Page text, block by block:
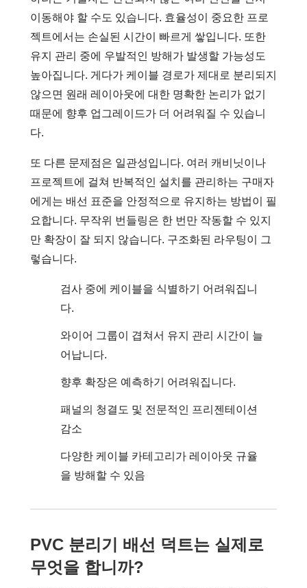
이동해야 할 수도 있습니다. 효율성이 중요한 프로
젝트에서는 손실된 시간이 빠르게 쌓입니다. 또한
유지 관리 중에 우발적인 방해가 발생할 가능성도
높아집니다. 게다가 케이블 경로가 제대로 분리되지
않으면 원래 레이아웃에 대한 명확한 논리가 없기
때문에 향후 업그레이드가 더 어려워질 수 있습니
다.
또 다른 문제점은 일관성입니다. 여러 캐비닛이나
프로젝트에 걸쳐 반복적인 설치를 관리하는 구매자
에게는 배선 표준을 안정적으로 유지하는 방법이 필
요합니다. 무작위 번들링은 한 번만 작동할 수 있지
만 확장이 잘 되지 않습니다. 구조화된 라우팅이 그
렇습니다.
검사 중에 케이블을 식별하기 어려워집니
다.
와이어 그룹이 겹쳐서 유지 관리 시간이 늘
어납니다.
향후 확장은 예측하기 어려워집니다.
패널의 청결도 및 전문적인 프리젠테이션
감소
다양한 케이블 카테고리가 레이아웃 규율
을 방해할 수 있음
PVC 분리기 배선 덕트는 실제로
무엇을 합니까?